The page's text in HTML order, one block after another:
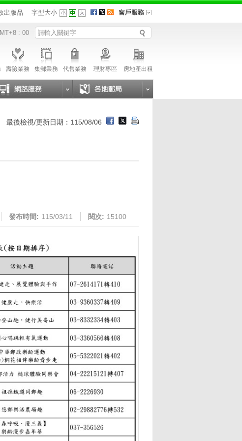
出版品 字型大小
: 00
壽險業務 集郵業務 代售業務 理財專區 房地產出租
最後檢視/更新日期：115/08/06
發布時間: 115/03/11 閱次: 15100